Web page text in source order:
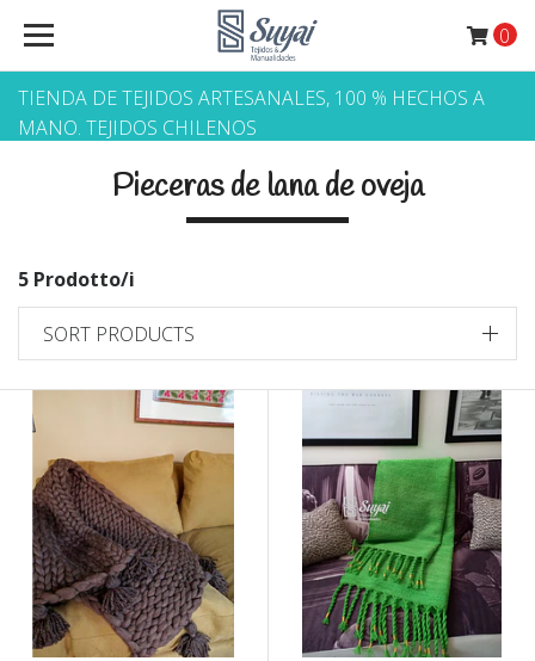
TIENDA DE TEJIDOS ARTESANALES, 100 % HECHOS A
MANO. TEJIDOS CHILENOS
0
Pieceras de lana de oveja
5 Prodotto/i
SORT PRODUCTS